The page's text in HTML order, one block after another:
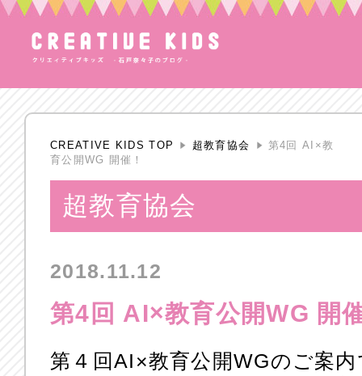
CREATIVE KIDS TOP 超教育協会
第4回 AI×教
育公開WG 開催！
超教育協会
2018.11.12
第4回 AI×教育公開WG 開
第４回AI×教育公開WGのご案